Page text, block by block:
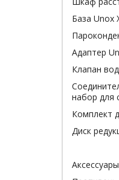
База Unox
Адаптер
Клапан
набор для
Комплект
Диск